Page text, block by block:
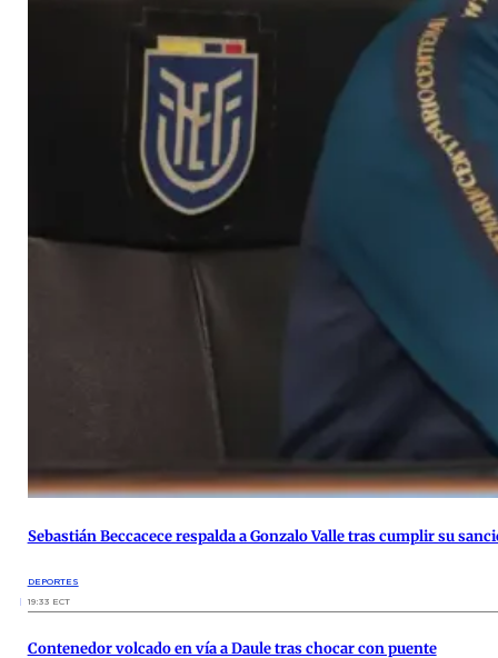
Sebastián Beccacece respalda a Gonzalo Valle tras cumplir su
DEPORTES
19:33 ECT
Contenedor volcado en vía a Daule tras chocar con puente